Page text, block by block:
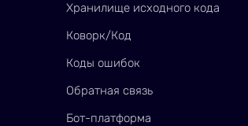
Хранилище исходного кода
Коворк/Код
Коды ошибок
Обратная связь
Бот-платформа